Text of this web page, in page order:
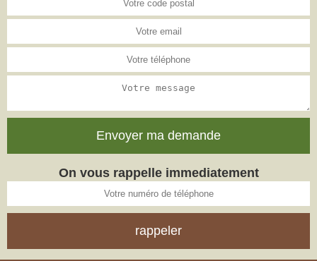
On vous rappelle immediatement